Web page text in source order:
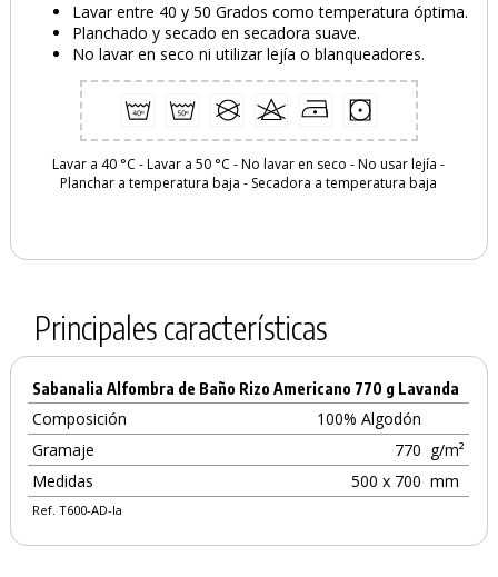
Lavar entre 40 y 50 Grados como temperatura óptima.
Planchado y secado en secadora suave.
No lavar en seco ni utilizar lejía o blanqueadores.
Lavar a 40 °C -Lavar a 50 °C -No lavar en seco -No usar lejía -
Planchar a temperatura baja - Secadora a temperatura baja
Principales características
Sabanalia Alfombra de Baño Rizo Americano 770 g Lavanda
Composición
100% Algodón
Gramaje
770 g/m²
Medidas
500 x 700 mm
Ref. T600-AD-la